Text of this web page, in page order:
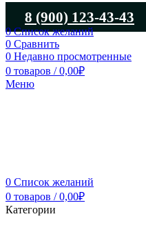
8 (900) 123-43-43
0Список желаний
0 Сравнить
0 Недавно просмотренные
0 товаров / 0,00₽
Меню
0 Список желаний
0 товаров / 0,00₽
Категории